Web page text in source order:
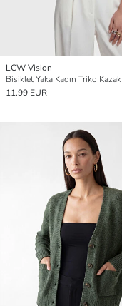
LCW Vision
Bisiklet Yaka Kadın Triko Kazak
11.99 EUR